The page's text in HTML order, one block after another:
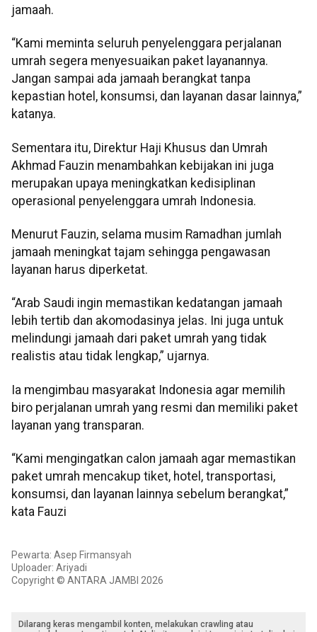
jamaah.
“Kami meminta seluruh penyelenggara perjalanan
umrah segera menyesuaikan paket layanannya.
Jangan sampai ada jamaah berangkat tanpa
kepastian hotel, konsumsi, dan layanan dasar lainnya,”
katanya.
Sementara itu, Direktur Haji Khusus dan Umrah
Akhmad Fauzin menambahkan kebijakan ini juga
merupakan upaya meningkatkan kedisiplinan
operasional penyelenggara umrah Indonesia.
Menurut Fauzin, selama musim Ramadhan jumlah
jamaah meningkat tajam sehingga pengawasan
layanan harus diperketat.
“Arab Saudi ingin memastikan kedatangan jamaah
lebih tertib dan akomodasinya jelas. Ini juga untuk
melindungi jamaah dari paket umrah yang tidak
realistis atau tidak lengkap,” ujarnya.
Ia mengimbau masyarakat Indonesia agar memilih
biro perjalanan umrah yang resmi dan memiliki paket
layanan yang transparan.
“Kami mengingatkan calon jamaah agar memastikan
paket umrah mencakup tiket, hotel, transportasi,
konsumsi, dan layanan lainnya sebelum berangkat,”
kata Fauzi
Pewarta: Asep Firmansyah
Uploader: Ariyadi
Copyright © ANTARA JAMBI 2026
Dilarang keras mengambil konten, melakukan crawling atau